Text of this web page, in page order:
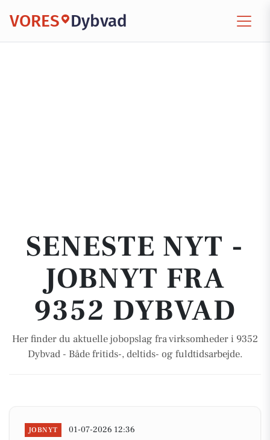
VORES Dybvad
SENESTE NYT -
JOBNYT FRA
9352 DYBVAD
Her finder du aktuelle jobopslag fra virksomheder i 9352
Dybvad - Både fritids-, deltids- og fuldtidsarbejde.
JOBNYT 01-07-2026 12:36